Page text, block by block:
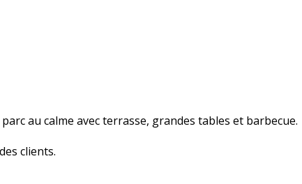
au calme avec terrasse, grandes tables et barbecue.
clients.